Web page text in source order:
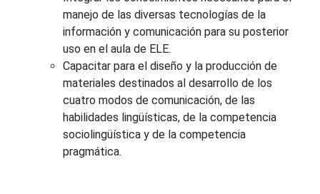
manejo de las diversas tecnologías de la
información y comunicación para su posterior
uso en el aula de ELE.
Capacitar para el diseño y la producción de
materiales destinados al desarrollo de los
cuatro modos de comunicación, de las
habilidades lingüísticas, de la competencia
sociolingüística y de la competencia
pragmática.